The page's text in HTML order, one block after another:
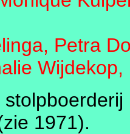
Petra
1971).